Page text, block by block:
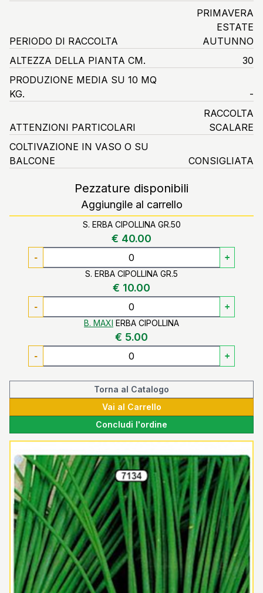
PERIODO DI RACCOLTA
PRIMAVERA
ESTATE
AUTUNNO
ALTEZZA DELLA PIANTA CM.
30
PRODUZIONE MEDIA SU 10 MQ
KG.
-
ATTENZIONI PARTICOLARI
RACCOLTA
SCALARE
COLTIVAZIONE IN VASO O SU
BALCONE
CONSIGLIATA
Pezzature disponibili
Aggiungile al carrello
S. ERBA CIPOLLINA GR.50
€ 40.00
- +
S. ERBA CIPOLLINA GR.5
€ 10.00
- +
B. MAXI ERBA CIPOLLINA
€ 5.00
- +
Torna al Catalogo
Vai al Carrello
Concludi l'ordine